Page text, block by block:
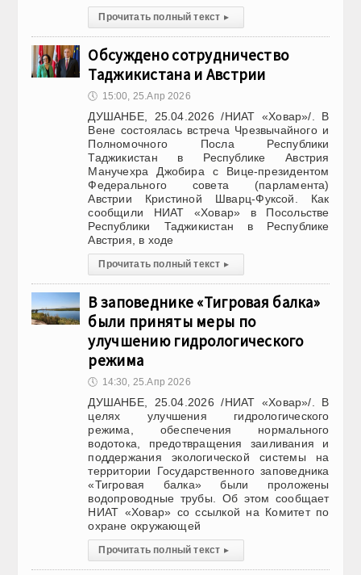
Прочитать полный текст ▸
Обсуждено сотрудничество
Таджикистана и Австрии
🕔 15:00, 25.Апр 2026
ДУШАНБЕ, 25.04.2026 /НИАТ «Ховар»/. В
Вене состоялась встреча Чрезвычайного и
Полномочного Посла Республики
Таджикистан в Республике Австрия
Манучехра Джобира с Вице-президентом
Федерального совета (парламента)
Австрии Кристиной Шварц-Фуксой. Как
сообщили НИАТ «Ховар» в Посольстве
Республики Таджикистан в Республике
Австрия, в ходе
Прочитать полный текст ▸
В заповеднике «Тигровая балка»
были приняты меры по
улучшению гидрологического
режима
🕔 14:30, 25.Апр 2026
ДУШАНБЕ, 25.04.2026 /НИАТ «Ховар»/. В
целях улучшения гидрологического
режима, обеспечения нормального
водотока, предотвращения заиливания и
поддержания экологической системы на
территории Государственного заповедника
«Тигровая балка» были проложены
водопроводные трубы. Об этом сообщает
НИАТ «Ховар» со ссылкой на Комитет по
охране окружающей
Прочитать полный текст ▸